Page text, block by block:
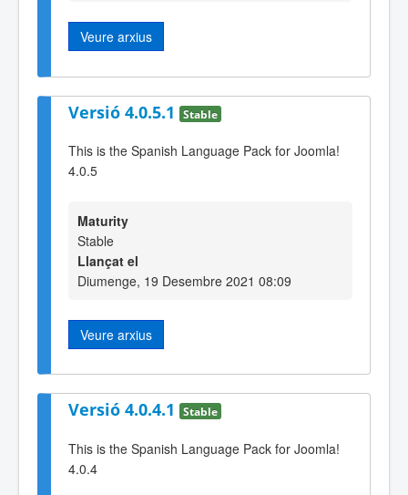
Veure arxius
Versió 4.0.5.1 Stable
This is the Spanish Language Pack for Joomla!
4.0.5
Maturity
Stable
Llançat el
Diumenge, 19 Desembre 2021 08:09
Veure arxius
Versió 4.0.4.1 Stable
This is the Spanish Language Pack for Joomla!
4.0.4